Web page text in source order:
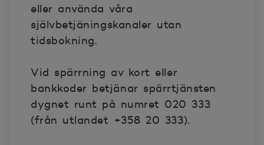
eller använda våra
självbetjäningskanaler utan
tidsbokning.
Vid spärrning av kort eller
bankkoder betjänar spärrtjänsten
dygnet runt på numret 020 333
(från utlandet +358 20 333).